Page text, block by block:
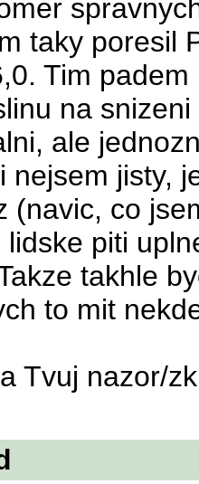
taky poresil
Tim
na
ale
nejsem jisty,
(navic, co
piti
takhle
to mit
Tvuj nazor/